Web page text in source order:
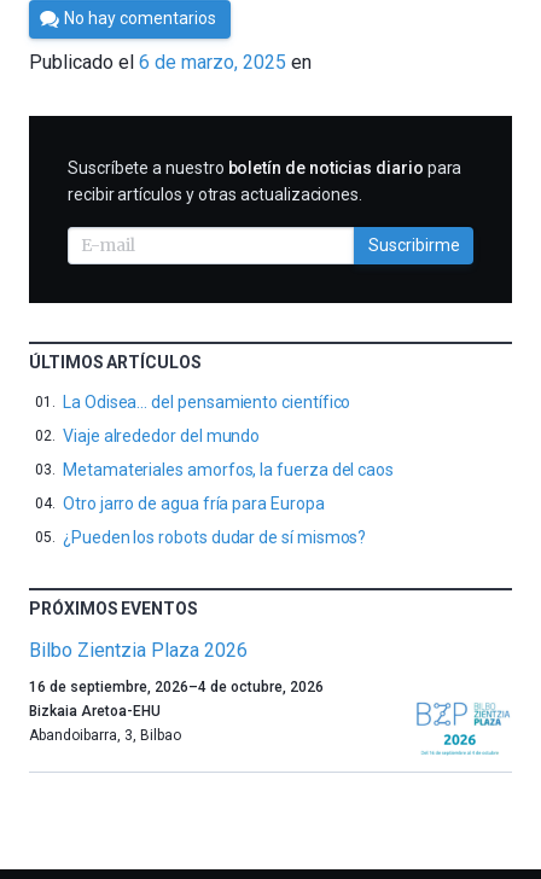
Por
César
Tomé
No hay comentarios
Publicado el 6 de marzo, 2025 en
SUSCRIBIRME
Suscríbete a nuestro boletín de noticias diario para
recibir artículos y otras actualizaciones.
Suscribirme
ÚLTIMOS ARTÍCULOS
La Odisea… del pensamiento científico
Viaje alrededor del mundo
Metamateriales amorfos, la fuerza del caos
Otro jarro de agua fría para Europa
¿Pueden los robots dudar de sí mismos?
PRÓXIMOS EVENTOS
Bilbo Zientzia Plaza 2026
Un
año
más,
16 de septiembre, 2026–4 de octubre, 2026
Bizkaia Aretoa-EHU
Abandoibarra, 3, Bilbao